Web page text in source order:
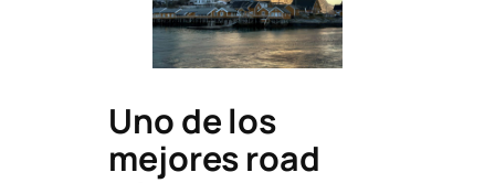
Uno de los
mejores road